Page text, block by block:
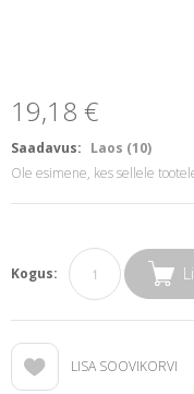
19,18 €
Saadavus: Laos (10)
Ole esimene, kes sellele
Kogus:
LISA SOOVIKORVI